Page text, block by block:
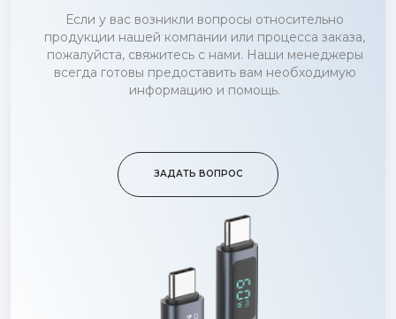
Если у вас возникли вопросы относительно
продукции нашей компании или процесса заказа,
пожалуйста, свяжитесь с нами. Наши менеджеры
всегда готовы предоставить вам необходимую
информацию и помощь.
ЗАДАТЬ ВОПРОС